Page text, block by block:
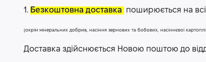
1. Безкоштовна доставка поширюється на всі
(окрім мінеральних добрив, насіння зернових та бобових, насіннєвої
Доставка здійснюється Новою поштою до